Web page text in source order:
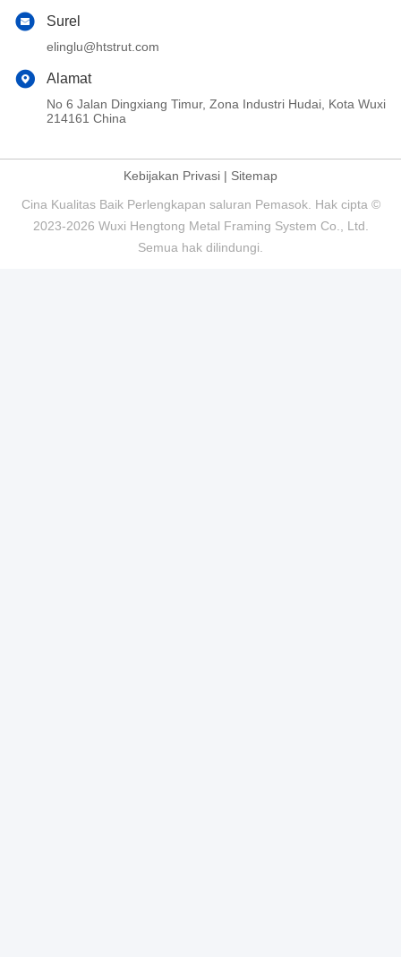
Surel
elinglu@htstrut.com
Alamat
No 6 Jalan Dingxiang Timur, Zona Industri Hudai, Kota Wuxi
214161 China
Kebijakan Privasi | Sitemap
Cina Kualitas Baik Perlengkapan saluran Pemasok. Hak cipta ©
2023-2026 Wuxi Hengtong Metal Framing System Co., Ltd.
Semua hak dilindungi.